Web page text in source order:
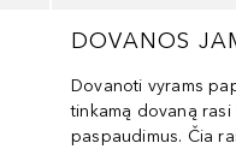
DOVANOS
Dovanoti vyrams
tinkamą dovaną
paspaudimus. Čia